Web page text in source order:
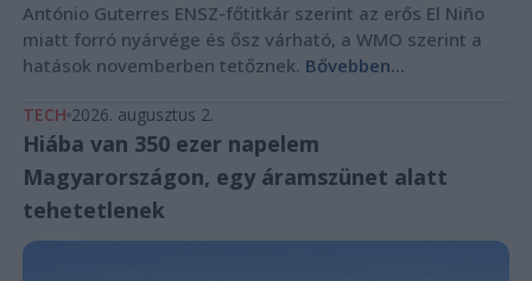
António Guterres ENSZ-főtitkár szerint az erős El Niño
miatt forró nyárvége és ősz várható, a WMO szerint a
hatások novemberben tetőznek. Bővebben...
TECH 2026. augusztus 2.
Hiába van 350 ezer napelem
Magyarországon, egy áramszünet alatt
tehetetlenek